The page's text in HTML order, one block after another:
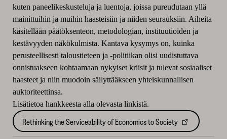
kuten paneelikeskusteluja ja luentoja, joissa pureudutaan yllä
mainittuihin ja muihin haasteisiin ja niiden seurauksiin. Aiheita
käsitellään päätöksenteon, metodologian, instituutioiden ja
kestävyyden näkökulmista. Kantava kysymys on, kuinka
perusteellisesti taloustieteen ja -politiikan olisi uudistuttava
onnistuakseen kohtaamaan nykyiset kriisit ja tulevat sosiaaliset
haasteet ja niin muodoin säilyttääkseen yhteiskunnallisen
auktoriteettinsa.
Lisätietoa hankkeesta alla olevasta linkistä.
Rethinking the Serviceability of Economics to Society